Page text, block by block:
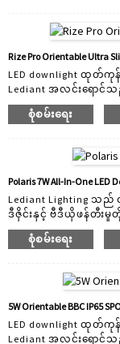
မျိုးအတွက် သင့်လျော်သေ
ပါသည်။ ထုတ်ကုန်အကွာအဝ
များနှင့် စမတ်ကျသည့်မီး
အားလုံးသည် tool ကိုဖွ
သစ်တီထွင်မှုတစ်ခုပါ...
Rize Pro Orientable Ultra
LED downlight ထုတ်ကု
Lediant အလင်းရောင်
နှင့် "နည်းပညာ-အသားပ
2005 ခုနှစ်ကတည်းက
မျိုးအတွက် သင့်လျော်သေ
ပါသည်။ ထုတ်ကုန်အကွာအဝ
များနှင့် စမတ်ကျသည့်မီး
အားလုံးသည် tool ကိုဖွ
သစ်တီထွင်မှုတစ်ခုပါ...
စုံစမ်းရေး
Polaris 7W All-In-One LED
Lediant Lighting သ
ဒီဇိုင်းနှင့် ဗီဒီယိုဖန်တီးမှု
ရော်ဖက်ရှင်နယ်
ဖြစ်သည်။ Lediant
ထားသည်။ ကျွန်ုပ်တို့တွင် ခို
အင်ဂျင်နီယာ 30 ကျော်
လုပ်ဆောင်နေသော ODM
အပြင် စိတ်ကြိုက်အမျိုး
driver solutions မျာ
စုံစမ်းရေး
5W Orientable BBC IP65
LED downlight ထုတ်ကု
Lediant အလင်းရောင်